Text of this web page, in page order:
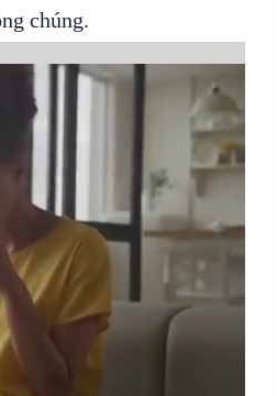
chúng.